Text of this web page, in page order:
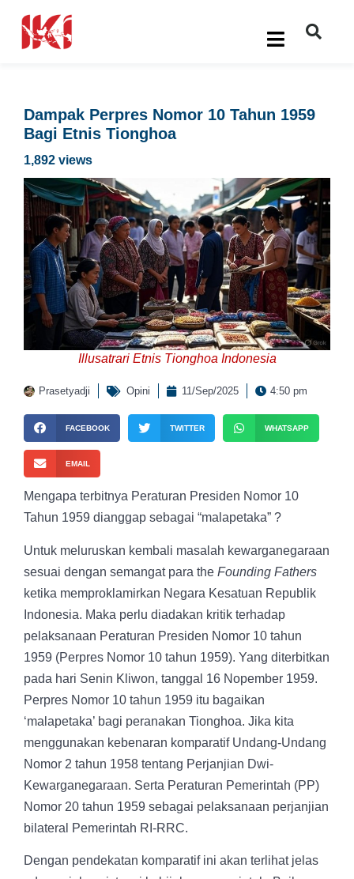
Dampak Perpres Nomor 10 Tahun 1959
Bagi Etnis Tionghoa
1,892 views
Illusatrari Etnis Tionghoa Indonesia
Prasetyadji Opini 11/Sep/2025 4:50 pm
FACEBOOK TWITTER WHATSAPP
EMAIL
Mengapa terbitnya Peraturan Presiden Nomor 10
Tahun 1959 dianggap sebagai “malapetaka” ?
Untuk meluruskan kembali masalah kewarganegaraan
sesuai dengan semangat para the Founding Fathers
ketika memproklamirkan Negara Kesatuan Republik
Indonesia. Maka perlu diadakan kritik terhadap
pelaksanaan Peraturan Presiden Nomor 10 tahun
1959 (Perpres Nomor 10 tahun 1959). Yang diterbitkan
pada hari Senin Kliwon, tanggal 16 Nopember 1959.
Perpres Nomor 10 tahun 1959 itu bagaikan
‘malapetaka’ bagi peranakan Tionghoa. Jika kita
menggunakan kebenaran komparatif Undang-Undang
Nomor 2 tahun 1958 tentang Perjanjian Dwi-
Kewarganegaraan. Serta Peraturan Pemerintah (PP)
Nomor 20 tahun 1959 sebagai pelaksanaan perjanjian
bilateral Pemerintah RI-RRC.
Dengan pendekatan komparatif ini akan terlihat jelas